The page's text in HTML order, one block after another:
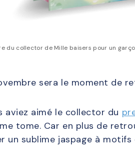
du collector de Mille baisers pour un
sera le moment de
aviez aimé le collector du
tome. Car en plus de
un sublime jaspage à